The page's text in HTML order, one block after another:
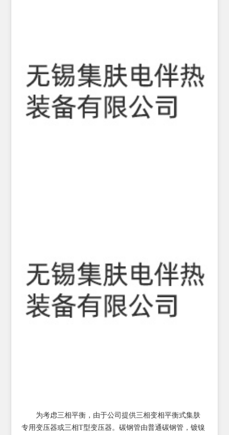
为考虑三相平衡，由于公司提供三相变相平衡式集肤
专用变压器或三相T型变压器。碳钢管由普通碳钢管，镀镍